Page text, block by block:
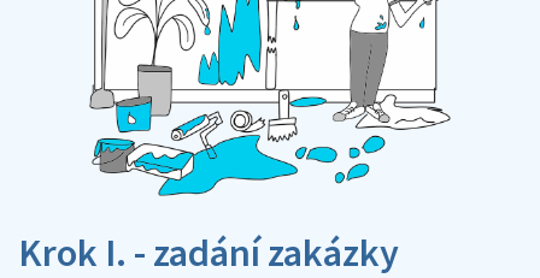
Krok I. - zadání zakázky